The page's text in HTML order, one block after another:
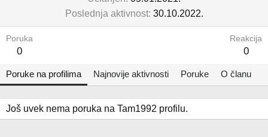
Poslednja aktivnost 30.10.2022.
Poruka
0
Reakcija
0
Poruke na profilima Najnovije aktivnosti Poruke O članu
Još uvek nema poruka na Tam1992 profilu.